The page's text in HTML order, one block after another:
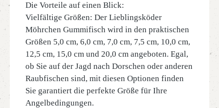
Die Vorteile auf einen Blick:
Vielfältige Größen: Der Lieblingsköder
Möhrchen Gummifisch wird in den praktischen
Größen 5,0 cm, 6,0 cm, 7,0 cm, 7,5 cm, 10,0 cm,
12,5 cm, 15,0 cm und 20,0 cm angeboten. Egal,
ob Sie auf der Jagd nach Dorschen oder anderen
Raubfischen sind, mit diesen Optionen finden
Sie garantiert die perfekte Größe für Ihre
Angelbedingungen.